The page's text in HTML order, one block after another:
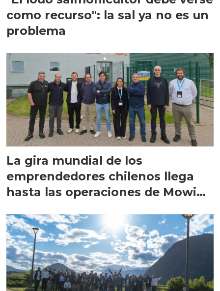
como recurso": la sal ya no es un
problema
La gira mundial de los
emprendedores chilenos llega
hasta las operaciones de Mowi